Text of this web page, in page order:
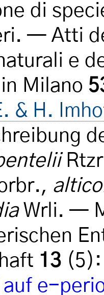
di
— Atti
e
Milano
& H.
Wrli. —
13
auf e-